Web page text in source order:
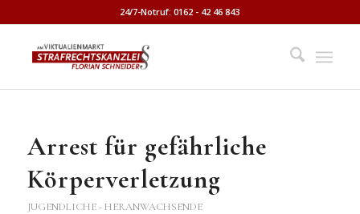
24/7-Notruf: 0162 - 42 46 843
Arrest für gefährliche
Körperverletzung
JUGENDLICHE - HERANWACHSENDE